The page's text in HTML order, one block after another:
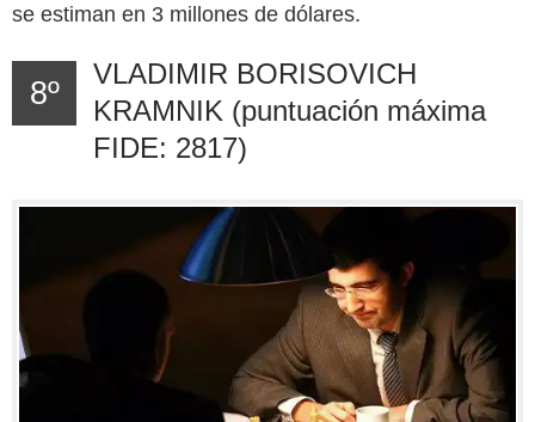
se estiman en 3 millones de dólares.
8º
VLADIMIR BORISOVICH
KRAMNIK (puntuación máxima
FIDE: 2817)